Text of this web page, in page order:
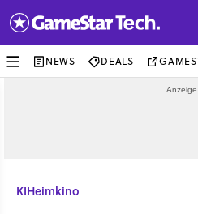
NEWS DEALS
KIHeimkino